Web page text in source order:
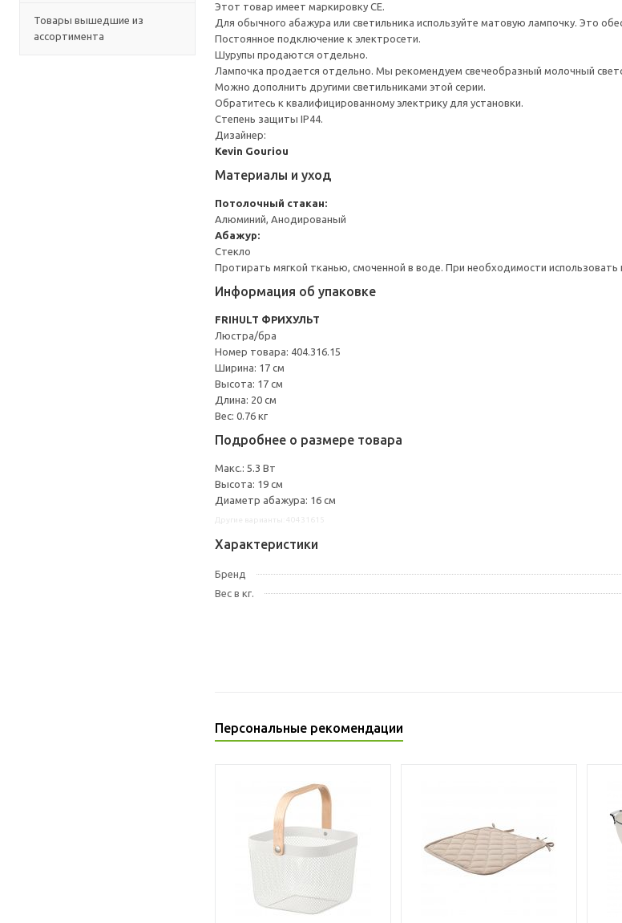
Товары вышедшие из
ассортимента
Этот товар имеет маркировку CE.
Для обычного абажура или светильника используйте матовую лампочку. Это
Постоянное подключение к электросети.
Шурупы продаются отдельно.
Лампочка продается отдельно. Мы рекомендуем свечеобразный молочный
Можно дополнить другими светильниками этой серии.
Обратитесь к квалифицированному электрику для установки.
Степень защиты IP44.
Дизайнер:
Kevin Gouriou
Материалы и уход
Потолочный стакан:
Алюминий, Анодированый
Абажур:
Стекло
Протирать мягкой тканью, смоченной в воде. При необходимости
Информация об упаковке
FRIHULT ФРИХУЛЬТ
Люстра/бра
Номер товара: 404.316.15
Ширина: 17 см
Высота: 17 см
Длина: 20 см
Вес: 0.76 кг
Подробнее о размере товара
Макс.: 5.3 Вт
Высота: 19 см
Диаметр абажура: 16 см
Характеристики
Бренд
Вес в кг.
Персональные рекомендации